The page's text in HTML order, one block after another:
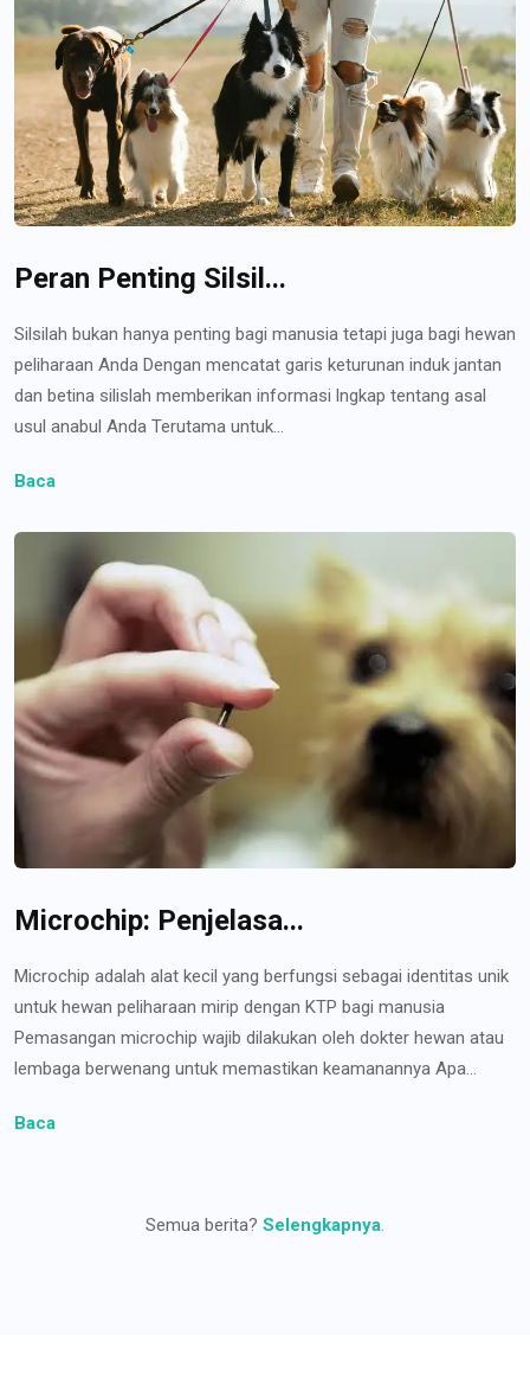
Peran Penting Silsil...
Silsilah bukan hanya penting bagi manusia tetapi juga bagi hewan
peliharaan Anda Dengan mencatat garis keturunan induk jantan
dan betina silislah memberikan informasi lngkap tentang asal
usul anabul Anda Terutama untuk...
Baca
Microchip: Penjelasa...
Microchip adalah alat kecil yang berfungsi sebagai identitas unik
untuk hewan peliharaan mirip dengan KTP bagi manusia
Pemasangan microchip wajib dilakukan oleh dokter hewan atau
lembaga berwenang untuk memastikan keamanannya Apa...
Baca
Semua berita? Selengkapnya